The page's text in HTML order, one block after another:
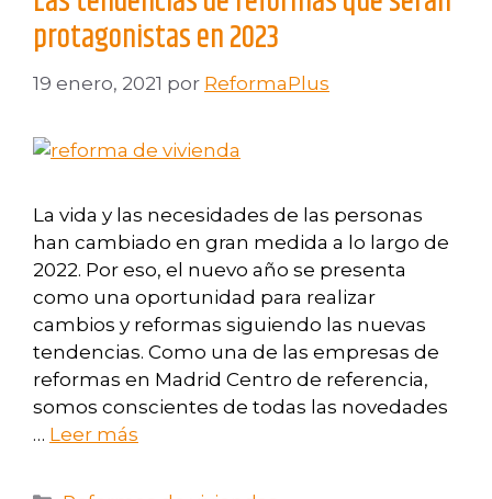
protagonistas en 2023
19 enero, 2021 por ReformaPlus
La vida y las necesidades de las personas
han cambiado en gran medida a lo largo de
2022. Por eso, el nuevo año se presenta
como una oportunidad para realizar
cambios y reformas siguiendo las nuevas
tendencias. Como una de las empresas de
reformas en Madrid Centro de referencia,
somos conscientes de todas las novedades
… Leer más